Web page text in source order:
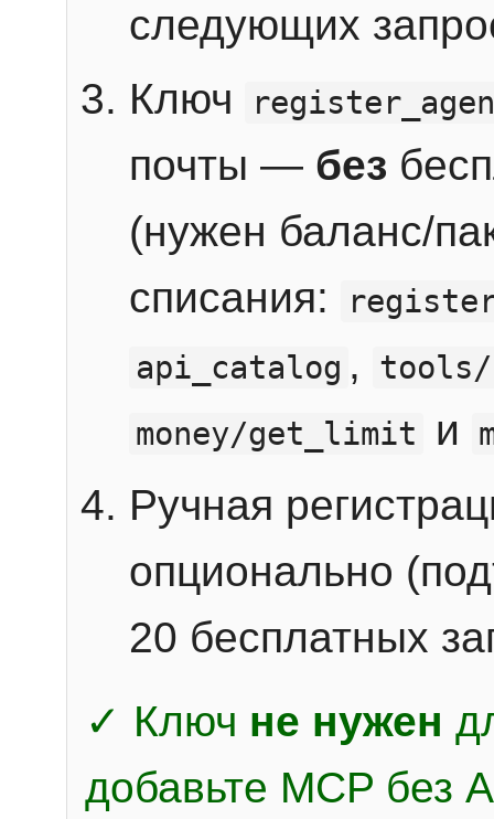
следующих
Ключ
почты — без
(нужен баланс/
списания:
api_catalog ,
money/get_limit
и
Ручная
опционально
20 бесплатных
✓ Ключ не нужен
добавьте MCP без